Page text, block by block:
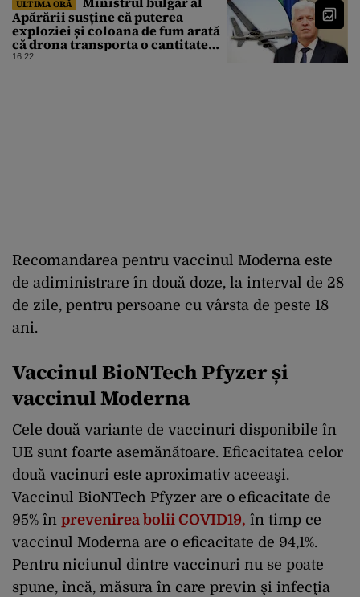
ULTIMA ORĂ
Apărării susține că puterea
exploziei și coloana de fum arată
că drona transporta o cantitate
semnificativă de exploziv
16:22
Recomandarea pentru vaccinul Moderna este
de adiministrare în două doze, la interval de 28
de zile, pentru persoane cu vârsta de peste 18
ani.
Vaccinul BioNTech Pfyzer și
vaccinul Moderna
Cele două variante de vaccinuri disponibile în
UE sunt foarte asemănătoare. Eficacitatea celor
două vacinuri este aproximativ aceeaşi.
Vaccinul BioNTech Pfyzer are o eficacitate de
95% în prevenirea bolii COVID19, în timp ce
vaccinul Moderna are o eficacitate de 94,1%.
Pentru niciunul dintre vaccinuri nu se poate
spune, încă, măsura în care previn şi infecţia